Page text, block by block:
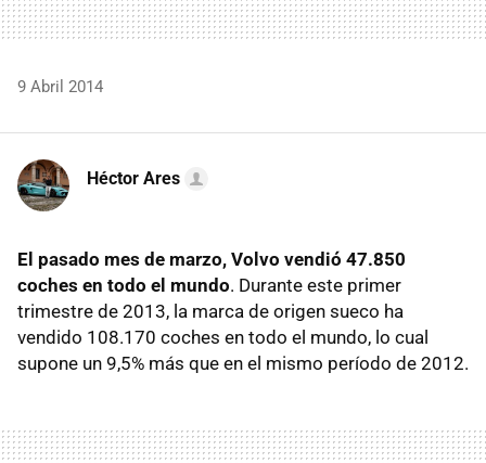
9 Abril 2014
Héctor Ares
El pasado mes de marzo, Volvo vendió 47.850
coches en todo el mundo. Durante este primer
trimestre de 2013, la marca de origen sueco ha
vendido 108.170 coches en todo el mundo, lo cual
supone un 9,5% más que en el mismo período de 2012.